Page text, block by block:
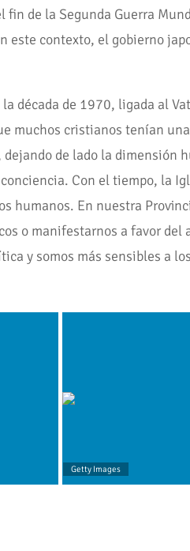
de la Segunda Guerra
este contexto, el gobierno
década de 1970, ligada al
muchos cristianos tenían
de lado la dimensión
Con el tiempo, la
humanos. En nuestra
o manifestarnos a favor
y somos más sensibles a
Getty Images